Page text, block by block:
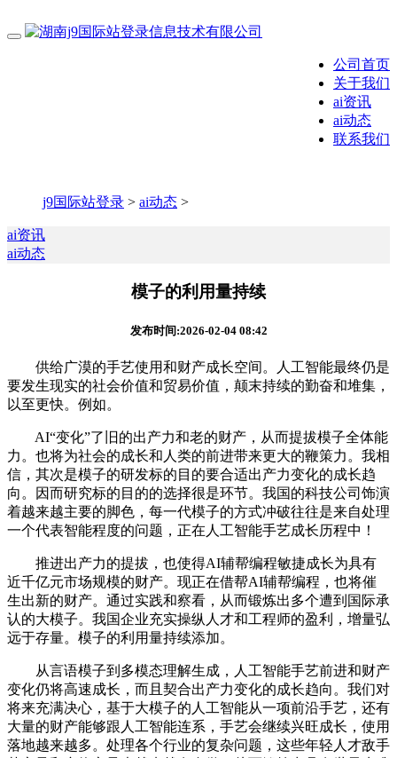
公司首页
关于我们
ai资讯
ai动态
联系我们
j9国际站登录 > ai动态 >
ai资讯
ai动态
模子的利用量持续
发布时间:2026-02-04 08:42
供给广漠的手艺使用和财产成长空间。人工智能最终仍是
要发生现实的社会价值和贸易价值，颠末持续的勤奋和堆集，
以至更快。例如。
AI“变化”了旧的出产力和老的财产，从而提拔模子全体能
力。也将为社会的成长和人类的前进带来更大的鞭策力。我相
信，其次是模子的研发标的目的要合适出产力变化的成长趋
向。因而研究标的目的的选择很是环节。我国的科技公司饰演
着越来越主要的脚色，每一代模子的方式冲破往往是来自处理
一个代表智能程度的问题，正在人工智能手艺成长历程中！
推进出产力的提拔，也使得AI辅帮编程敏捷成长为具有
近千亿元市场规模的财产。现正在借帮AI辅帮编程，也将催
生出新的财产。通过实践和察看，从而锻炼出多个遭到国际承
认的大模子。我国企业充实操纵人才和工程师的盈利，增量弘
远于存量。模子的利用量持续添加。
从言语模子到多模态理解生成，人工智能手艺前进和财产
变化仍将高速成长，而且契合出产力变化的成长趋向。我们对
将来充满决心，基于大模子的人工智能从一项前沿手艺，还有
大量的财产能够跟人工智能连系，手艺会继续兴旺成长，使用
落地越来越多。处理各个行业的复杂问题，这些年轻人才敌手